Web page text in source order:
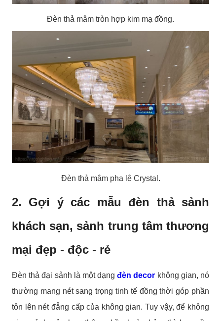
Đèn thả mâm tròn hợp kim mạ đồng.
Đèn thả mâm pha lê Crystal.
2. Gợi ý các mẫu đèn thả sảnh
khách sạn, sảnh trung tâm thương
mại đẹp - độc - rẻ
Đèn thả đại sảnh là một dạngđèn decor không gian, nó
thường mang nét sang trọng tinh tế đồng thời góp phần
tôn lên nét đẳng cấp của không gian. Tuy vậy, để không